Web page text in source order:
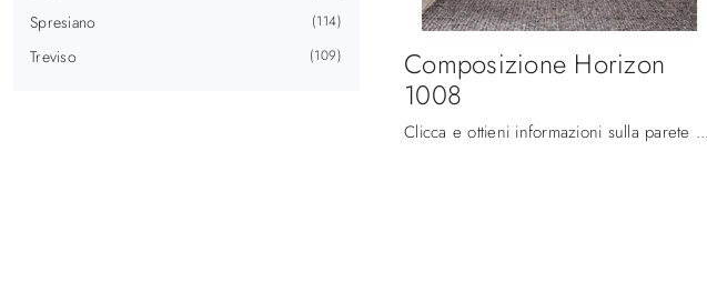
Spresiano 114
Treviso 109
Composizione Horizon
1008
Clicca e ottieni informazioni sulla parete attrezzata Composizione Horizon 1008 della firma Mobilgam: è la soluzione dalle linee moderne ideale per ...